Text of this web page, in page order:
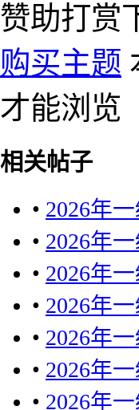
赞助打赏
购买主题
才能浏览
相关帖子
• 2026年
• 2026年
• 2026年
• 2026年
• 2026年
• 2026年
• 2026年